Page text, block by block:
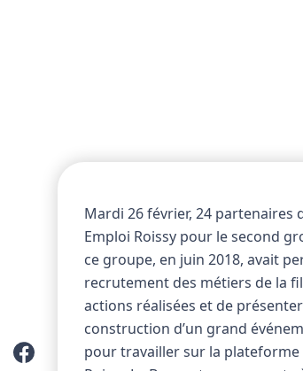
Mardi 26 février, 24 partenaires
Emploi Roissy pour le second
ce groupe, en juin 2018, avait
recrutement des métiers de la
actions réalisées et de
construction d’un grand
pour travailler sur la